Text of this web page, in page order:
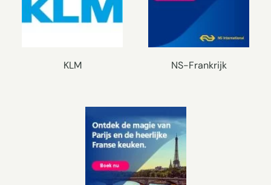
KLM NS-Frankrijk